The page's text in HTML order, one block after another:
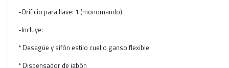
-Orificio para llave: 1 (monomando)
-Incluye:
* Desagüe y sifón estilo cuello ganso flexible
* Dispensador de jabón